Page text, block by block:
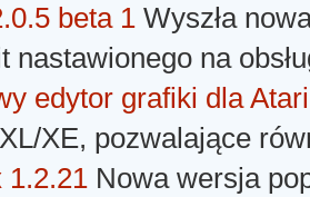
beta 1 Wyszła
nastawionego na
edytor grafiki dla Atari
XE, pozwalające
1.2.21 Nowa wersja